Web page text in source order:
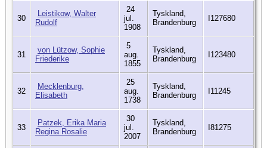
30
Leistikow, Walter
Rudolf
24
jul.
1908
Tyskland,
Brandenburg
I127680
31
von Lützow, Sophie
Friederike
5
aug.
1855
Tyskland,
Brandenburg
I123480
32
Mecklenburg,
Elisabeth
25
aug.
1738
Tyskland,
Brandenburg
I11245
33
Patzek, Erika Maria
Regina Rosalie
30
jul.
2007
Tyskland,
Brandenburg
I81275